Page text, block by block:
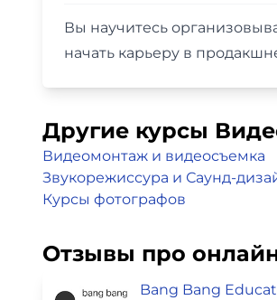
Вы научитесь
начать карьеру в
Другие курсы
Видеомонтаж и видеосъемка
Звукорежиссура и Саунд-
Курсы фотографов
Отзывы про
Bang Bang